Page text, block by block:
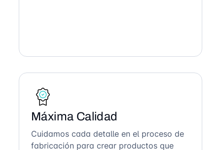
Máxima Calidad
Cuidamos cada detalle en el proceso de
fabricación para crear productos que